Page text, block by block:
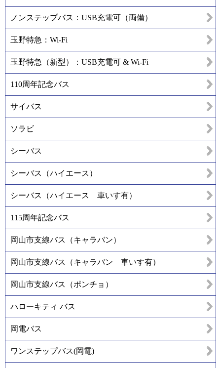
ノンステップバス：USB充電可（両備）
玉野特急：Wi-Fi
玉野特急（新型）：USB充電可 & Wi-Fi
110周年記念バス
サイバス
ソラビ
シーバス
シーバス（ハイエース）
シーバス（ハイエース 車いす有）
115周年記念バス
岡山市支線バス（キャラバン）
岡山市支線バス（キャラバン 車いす有）
岡山市支線バス（ポンチョ）
ハローキティ バス
岡電バス
ワンステップバス(岡電)